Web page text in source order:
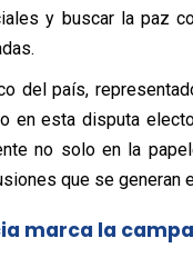
y buscar la paz
del país,
en esta disputa
no solo en la
que se generan
marca la